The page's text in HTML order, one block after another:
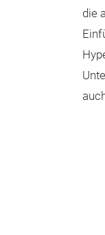
die